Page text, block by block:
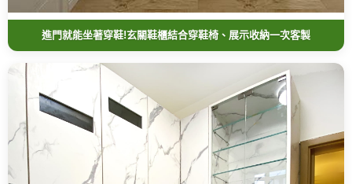
進門就能坐著穿鞋!玄關鞋櫃結合穿鞋椅、展示收納一次客製